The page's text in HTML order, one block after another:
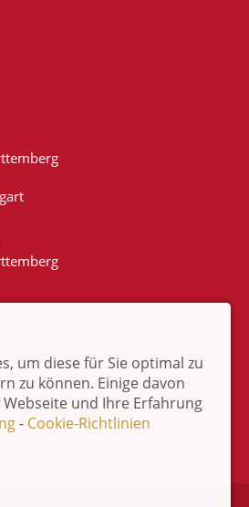
um diese für Sie optimal zu
zu können. Einige davon
und Ihre Erfahrung
- Cookie-Richtlinien